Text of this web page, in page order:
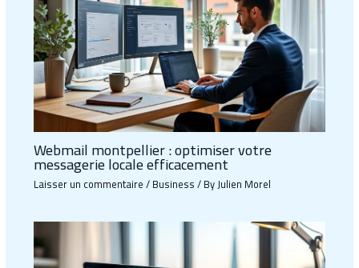
Webmail montpellier : optimiser votre
messagerie locale efficacement
Laisser un commentaire/Business/ ByJulien Morel